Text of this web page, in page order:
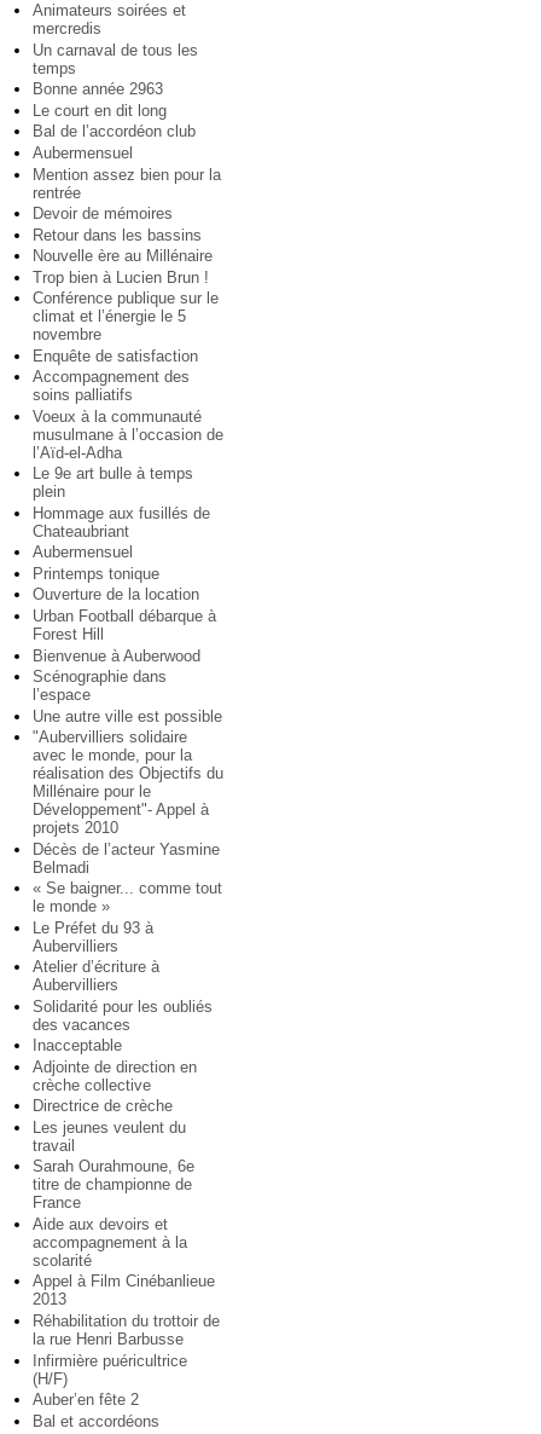
Animateurs soirées et
mercredis
Un carnaval de tous les
temps
Bonne année 2963
Le court en dit long
Bal de l’accordéon club
Aubermensuel
Mention assez bien pour la
rentrée
Devoir de mémoires
Retour dans les bassins
Nouvelle ère au Millénaire
Trop bien à Lucien Brun !
Conférence publique sur le
climat et l’énergie le 5
novembre
Enquête de satisfaction
Accompagnement des
soins palliatifs
Voeux à la communauté
musulmane à l’occasion de
l’Aïd-el-Adha
Le 9e art bulle à temps
plein
Hommage aux fusillés de
Chateaubriant
Aubermensuel
Printemps tonique
Ouverture de la location
Urban Football débarque à
Forest Hill
Bienvenue à Auberwood
Scénographie dans
l’espace
Une autre ville est possible
"Aubervilliers solidaire
avec le monde, pour la
réalisation des Objectifs du
Millénaire pour le
Développement"- Appel à
projets 2010
Décès de l’acteur Yasmine
Belmadi
« Se baigner... comme tout
le monde »
Le Préfet du 93 à
Aubervilliers
Atelier d’écriture à
Aubervilliers
Solidarité pour les oubliés
des vacances
Inacceptable
Adjointe de direction en
crèche collective
Directrice de crèche
Les jeunes veulent du
travail
Sarah Ourahmoune, 6e
titre de championne de
France
Aide aux devoirs et
accompagnement à la
scolarité
Appel à Film Cinébanlieue
2013
Réhabilitation du trottoir de
la rue Henri Barbusse
Infirmière puéricultrice
(H/F)
Auber’en fête 2
Bal et accordéons